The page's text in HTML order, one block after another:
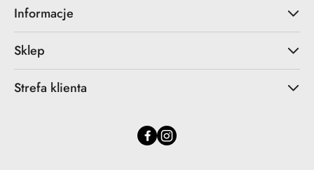
Informacje
Sklep
Strefa klienta